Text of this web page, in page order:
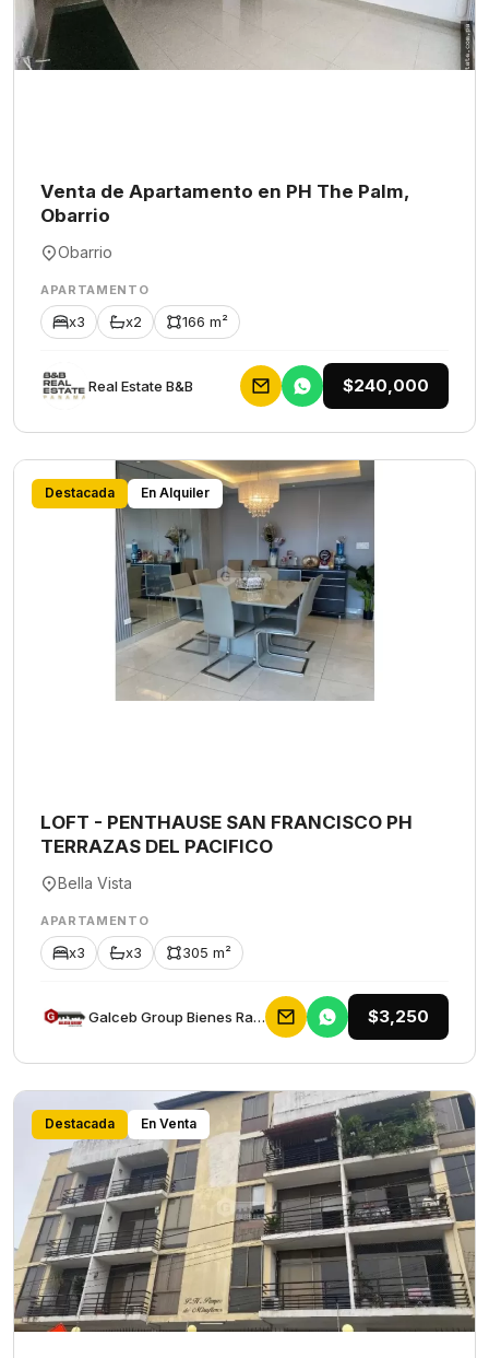
Venta de Apartamento en PH The Palm,
Obarrio
Obarrio
APARTAMENTO
x3 x2 166 m²
Rеаl Еstаtе В&В $240,000
Destacada En Alquiler
LOFT - PENTHAUSE SAN FRANCISCO PH
TERRAZAS DEL PACIFICO
Bella Vista
APARTAMENTO
x3 x3 305 m²
Galceb Group Bienes Raices $3,250
Destacada En Venta